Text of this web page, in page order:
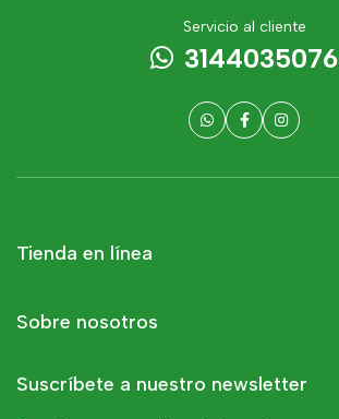
Servicio al cliente
3144035076
Tienda en línea
Sobre nosotros
Suscríbete a nuestro newsletter